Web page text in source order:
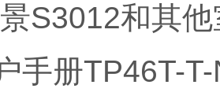
S3012和其
手册TP46T-